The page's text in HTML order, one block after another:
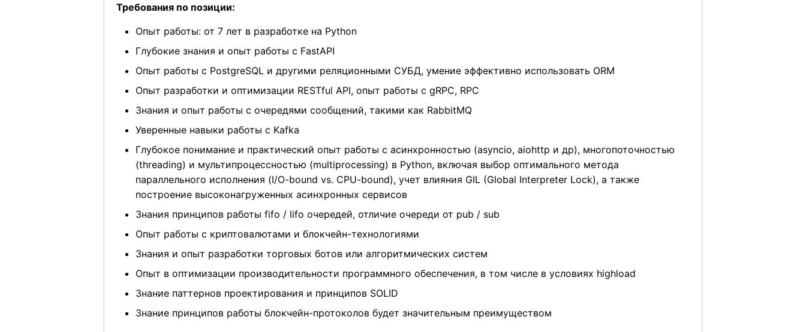
Требования по позиции:
Опыт работы: от 7 лет в разработке на Python
Глубокие знания и опыт работы с FastAPI
Опыт работы с PostgreSQL и другими реляционными СУБД, умение эффективно использовать ORM
Опыт разработки и оптимизации RESTful API, опыт работы с gRPC, RPC
Знания и опыт работы с очередями сообщений, такими как RabbitMQ
Уверенные навыки работы с Kafka
Глубокое понимание и практический опыт работы с асинхронностью (asyncio, aiohttp и др), многопоточностью
(threading) и мультипроцессностью (multiprocessing) в Python, включая выбор оптимального метода
параллельного исполнения (I/O-bound vs. CPU-bound), учет влияния GIL (Global Interpreter Lock), а также
построение высоконагруженных асинхронных сервисов
Знания принципов работы fifo / lifo очередей, отличие очереди от pub / sub
Опыт работы с криптовалютами и блокчейн-технологиями
Знания и опыт разработки торговых ботов или алгоритмических систем
Опыт в оптимизации производительности программного обеспечения, в том числе в условиях highload
Знание паттернов проектирования и принципов SOLID
Знание принципов работы блокчейн-протоколов будет значительным преимуществом